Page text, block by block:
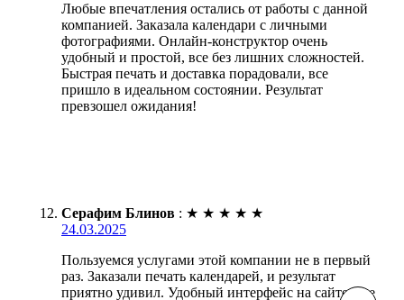
Любые впечатления остались от работы с данной
компанией. Заказала календари с личными
фотографиями. Онлайн-конструктор очень
удобный и простой, все без лишних сложностей.
Быстрая печать и доставка порадовали, все
пришло в идеальном состоянии. Результат
превзошел ожидания!
Серафим Блинов : ★ ★ ★ ★ ★
24.03.2025
Пользуемся услугами этой компании не в первый
раз. Заказали печать календарей, и результат
приятно удивил. Удобный интерфейс на сайте, все